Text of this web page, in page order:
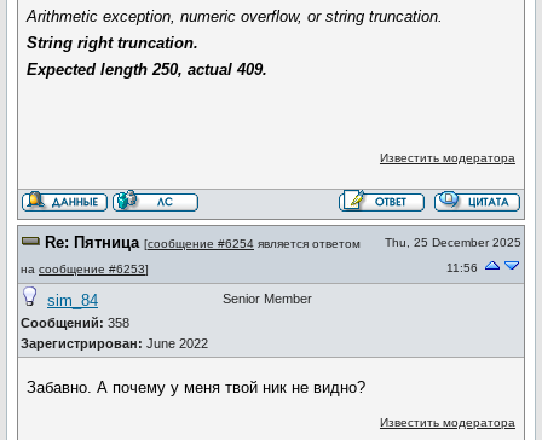
Arithmetic exception, numeric overflow, or string truncation.
String right truncation.
Expected length 250, actual 409.
Известить модератора
Re: Пятница [сообщение #6254 является ответом
на сообщение #6253]
Thu, 25 December 2025
11:56
sim_84
Сообщений: 358
Зарегистрирован: June 2022
Senior Member
Забавно. А почему у меня твой ник не видно?
Известить модератора